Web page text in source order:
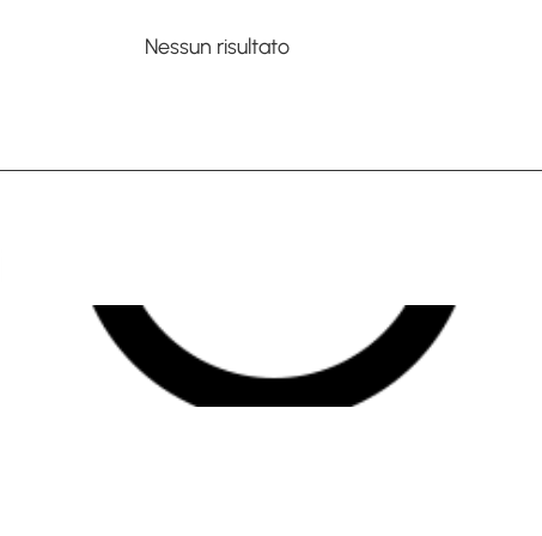
Nessun risultato